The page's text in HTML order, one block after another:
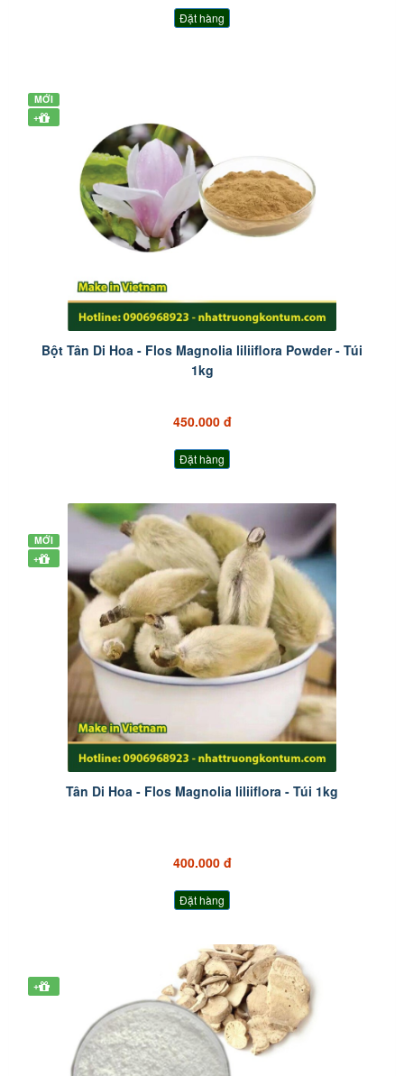
Đặt hàng
MỚI
+
Bột Tân Di Hoa - Flos Magnolia liliiflora Powder - Túi
1kg
450.000 đ
Đặt hàng
MỚI
+
Tân Di Hoa - Flos Magnolia liliiflora - Túi 1kg
400.000 đ
Đặt hàng
+